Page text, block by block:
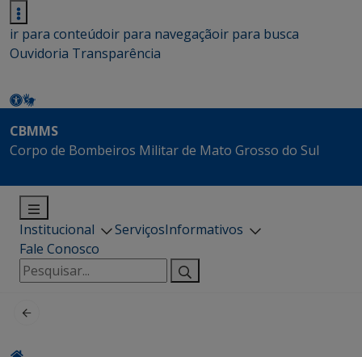
ir para conteúdoir para navegaçãoir para busca
Ouvidoria Transparência
CBMMS
Corpo de Bombeiros Militar de Mato Grosso do Sul
Institucional ServiçosInformativos
Fale Conosco
Pesquisar
por: